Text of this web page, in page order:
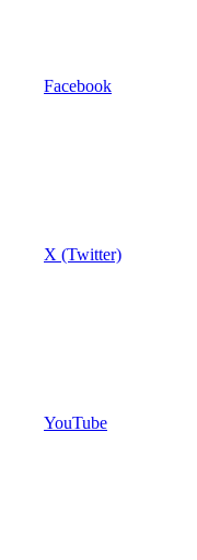
Facebook
X (Twitter)
YouTube